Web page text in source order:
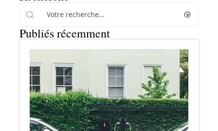
Publiés récemment